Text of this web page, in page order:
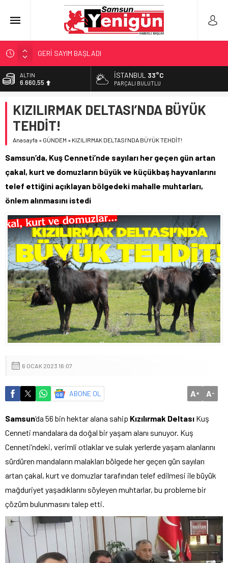
GERİ SAYIM BAŞLADI
SAMSUNSPOR’DA HEDEF 5’İNCİLİK!
‘BAFRA’YA YATIRIM YAPIN!’
YÖNETİCİ SEÇERKEN YAPILAN EN BÜYÜK HATALAR
ALTIN
6.660,55
13.779,39
DOLAR
47,7111
55,1881
İSTANBUL 33°C
PARÇALI BULUTLU
KIZILIRMAK DELTASI’NDA BÜYÜK
TEHDİT!
Anasayfa » GÜNDEM » KIZILIRMAK DELTASI’NDA BÜYÜK TEHDİT!
Samsun’da, Kuş Cenneti’nde sayıları her geçen gün artan
çakal, kurt ve domuzların büyük ve küçükbaş hayvanlarını
telef ettiğini açıklayan bölgedeki mahalle muhtarları,
önlem alınmasını istedi
6 OCAK 2023 16:07
ABONE OL A+ A-
Samsun‘da 56 bin hektar alana sahip Kızılırmak Deltası Kuş
Cenneti mandalara da doğal bir yaşam alanı sunuyor. Kuş
Cenneti’ndeki, verimli otlaklar ve sulak yerlerde yaşam alanlarını
sürdüren mandaların malakları bölgede her geçen gün sayıları
artan çakal, kurt ve domuzlar tarafından telef edilmesi ile büyük
mağduriyet yaşadıklarını söyleyen muhtarlar, bu probleme bir
çözüm bulunmasını talep etti.